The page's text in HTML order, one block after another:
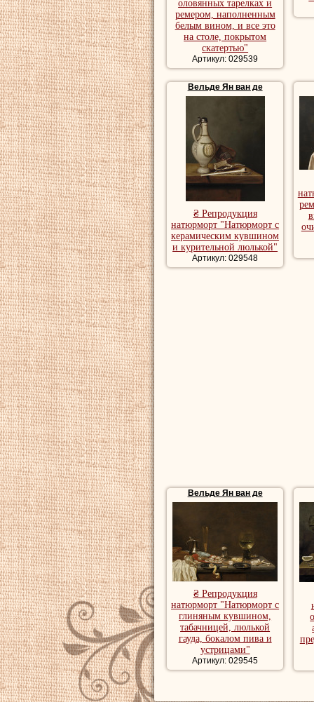
оловянных тарелках и
ремером, наполненным
белым вином, и все это
на столе, покрытом
скатертью"
Артикул: 029539
Вельде Ян ван де
₴ Репродукция
натюрморт "Натюрморт с
керамическим кувшином
и курительной люлькой"
Артикул: 029548
Вельде Ян ван де
₴ Репродукция
натюрморт "Натюрморт с
глиняным кувшином,
табачницей, люлькой
гауда, бокалом пива и
устрицами"
Артикул: 029545